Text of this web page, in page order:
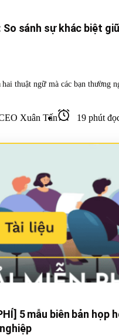
So sánh sự khác biệt
thuật ngữ mà các bạn thường
Xuân Tấn 19 phút
5 mẫu biên bản họp